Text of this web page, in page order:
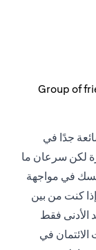
جدًا في
لكن سرعان ما
في مواجهة
كنت من بين
الأدنى فقط
في